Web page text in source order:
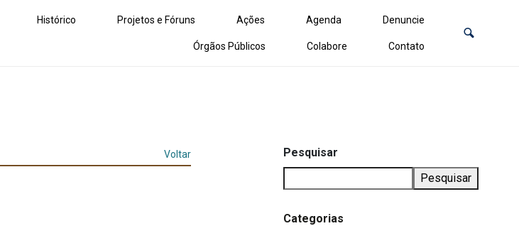
Histórico Projetos e Fóruns Ações Agenda Denuncie
Órgãos Públicos Colabore Contato
Voltar
Pesquisar
Pesquisar
Categorias